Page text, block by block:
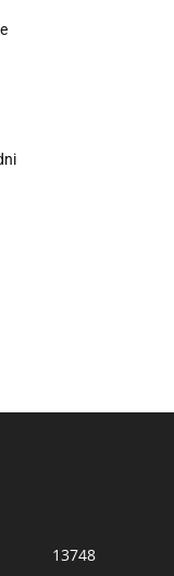
13748